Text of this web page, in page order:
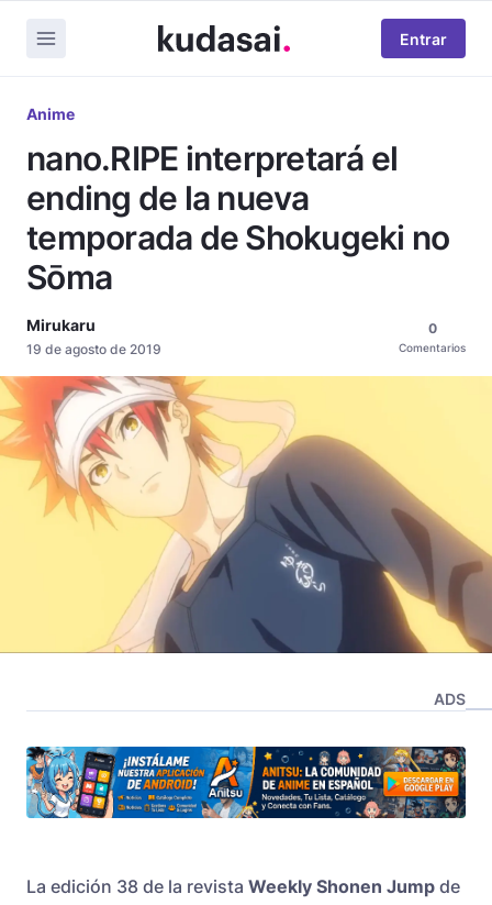
Entrar
Anime
nano.RIPE interpretará el
ending de la nueva
temporada de Shokugeki no
Sōma
Mirukaru
19 de agosto de 2019
0
Comentarios
ADS
La edición 38 de la revista Weekly Shonen Jump de